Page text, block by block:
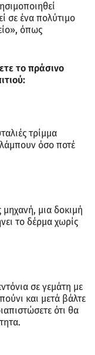
σε ένα πολύτιμο
όπως
το πράσινο
τρίμμα
όσο ποτέ
μηχανή, μια δοκιμή
το δέρμα χωρίς
σε γεμάτη με
και μετά βάλτε
ότι θα